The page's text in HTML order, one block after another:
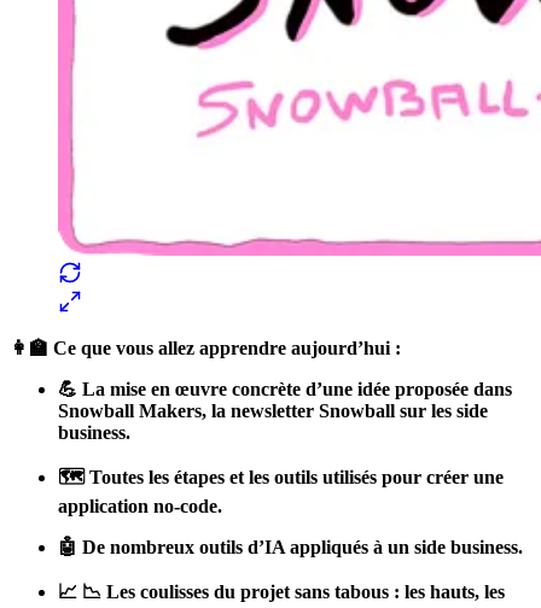
👩‍🏫 Ce que vous allez apprendre aujourd’hui :
💪 La mise en œuvre concrète d’une idée proposée dans
Snowball Makers, la newsletter Snowball sur les side
business.
🗺️ Toutes les étapes et les outils utilisés pour créer une
application no-code.
🤖 De nombreux outils d’IA appliqués à un side business.
📈 📉 Les coulisses du projet sans tabous : les hauts, les